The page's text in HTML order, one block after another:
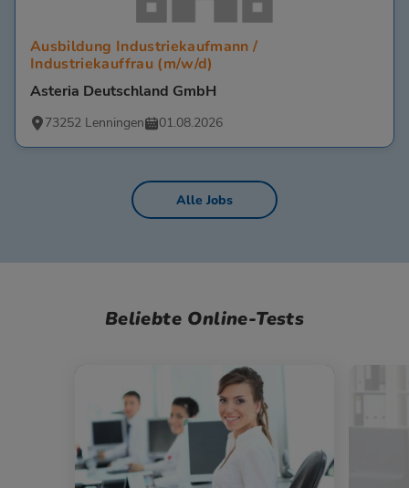
Ausbildung Industriekaufmann /
Industriekauffrau (m/w/d)
Asteria Deutschland GmbH
73252 Lenningen 01.08.2026
Alle Jobs
Beliebte Online-Tests